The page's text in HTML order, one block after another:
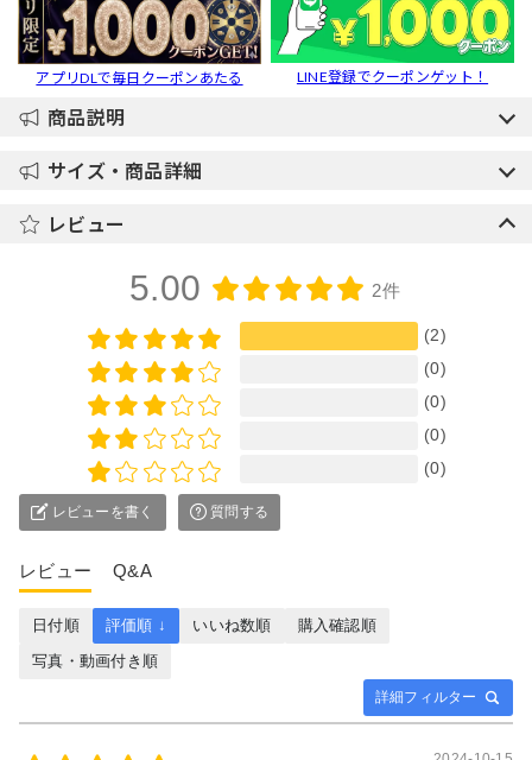
アプリDLで毎日クーポンあたる LINE登録でクーポンゲット！
商品説明
サイズ・商品詳細
レビュー
5.00 2件
(2)
(0)
(0)
(0)
(0)
レビューを書く 質問する
レビュー Q&A
詳細フィルター
日付順 評価順 ↓ いいね数順
購入確認順
写真・動画付き順